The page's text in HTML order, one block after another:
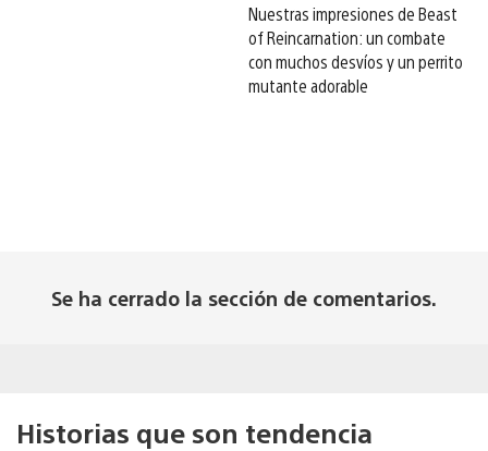
Nuestras impresiones de Beast
of Reincarnation: un combate
con muchos desvíos y un perrito
mutante adorable
Se ha cerrado la sección de comentarios.
Historias que son tendencia